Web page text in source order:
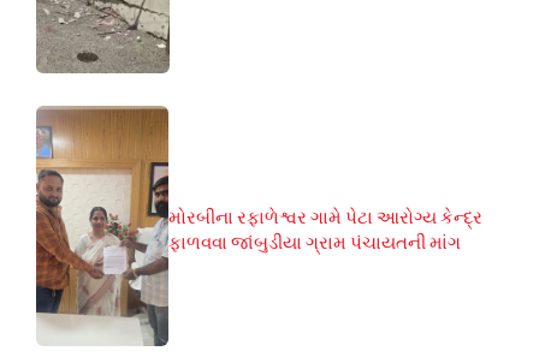
મોરબીના રફાળેશ્વર ગામે પેટા આરોગ્ય કેન્દ્ર
ફાળવવા જાંબુડીયા ગ્રામ પંચાયતની માંગ